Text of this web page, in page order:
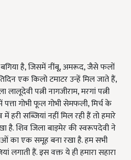
है, जिसमें नींबू, अमरूद, जैसे फलों
एक किलो टमाटर उन्हें मिल जाते हैं,
पत्नी नागजीराम, मरगां पत्नी
पत्ता गोभी फूल गोभी सेमफली, मिर्च के
सब्जियां नहीं मिल रही हैं तो हमारे
है. शिव जिला बाड़मेर की स्वरूपदेवी ने
का एक समूह बना रखा है. हम सभी
हैं. इस वक्त ये ही हमारा सहारा